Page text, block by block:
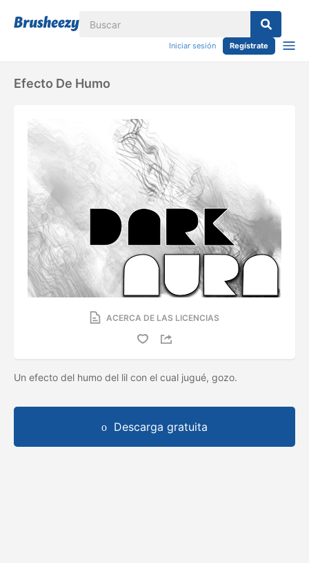
Iniciar sesión Regístrate
Efecto De Humo
ACERCA DE LAS LICENCIAS
Un efecto del humo del lil con el cual jugué, gozo.
Descarga gratuita